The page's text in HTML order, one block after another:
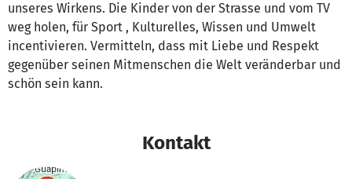
unseres Wirkens. Die Kinder von der Strasse und vom TV
weg holen, für Sport , Kulturelles, Wissen und Umwelt
incentivieren. Vermitteln, dass mit Liebe und Respekt
gegenüber seinen Mitmenschen die Welt veränderbar und
schön sein kann.
Kontakt